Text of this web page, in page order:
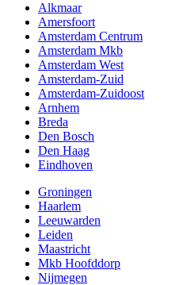
Alkmaar
Amersfoort
Amsterdam Centrum
Amsterdam Mkb
Amsterdam West
Amsterdam-Zuid
Amsterdam-Zuidoost
Arnhem
Breda
Den Bosch
Den Haag
Eindhoven
Groningen
Haarlem
Leeuwarden
Leiden
Maastricht
Mkb Hoofddorp
Nijmegen